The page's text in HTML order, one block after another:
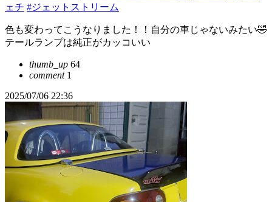
ェチ #ジェットストリーム
色も変わってこうなりました！！自分の車じゃないみたい🤣
テールランプは純正がカッコいい
thumb_up 64
comment1
2025/07/06 22:36